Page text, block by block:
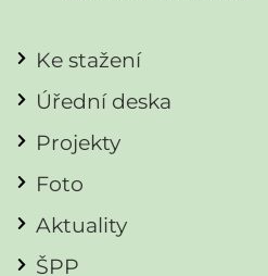
Ke stažení
Úřední deska
Projekty
Foto
Aktuality
ŠPP